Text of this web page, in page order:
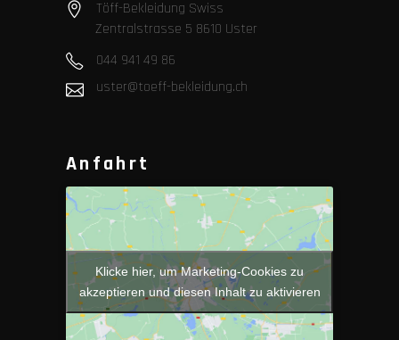
Töff-Bekleidung Swiss
Zentralstrasse 5 8610 Uster
044 941 49 86
uster@toeff-bekleidung.ch
Anfahrt
Klicke hier, um Marketing-Cookies zu
akzeptieren und diesen Inhalt zu aktivieren